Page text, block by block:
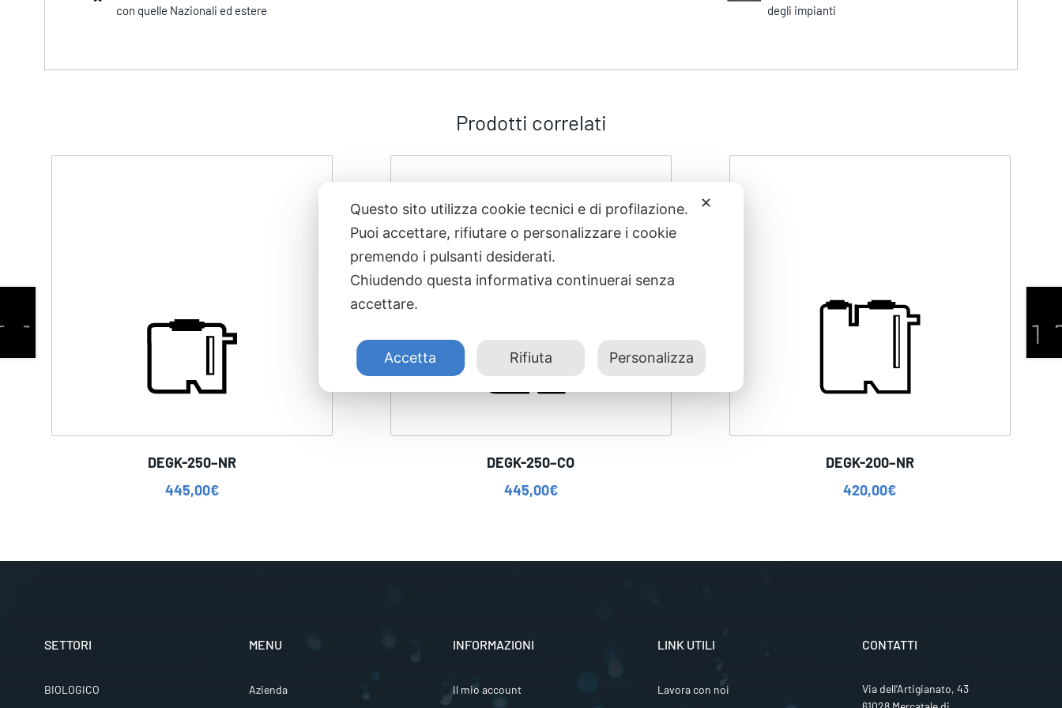
con quelle Nazionali ed estere degli impianti
Prodotti correlati
DEGK-250–NR
445,00€
DEGK-250–CO
445,00€
DEGK-200–NR
420,00€
SETTORI
BIOLOGICO
MENU
Azienda
INFORMAZIONI
Il mio account
LINK UTILI
Lavora con noi
CONTATTI
Via dell’Artigianato, 43
✕
Questo sito utilizza cookie tecnici e di profilazione.
Puoi accettare, rifiutare o personalizzare i cookie
premendo i pulsanti desiderati.
Chiudendo questa informativa continuerai senza
accettare.
Accetta Rifiuta Personalizza